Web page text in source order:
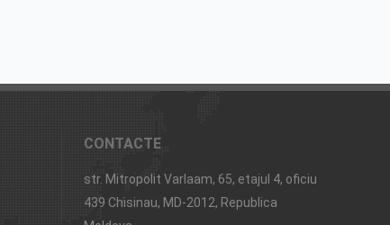
CONTACTE
str. Mitropolit Varlaam, 65, etajul 4, oficiu
439 Chisinau, MD-2012, Republica